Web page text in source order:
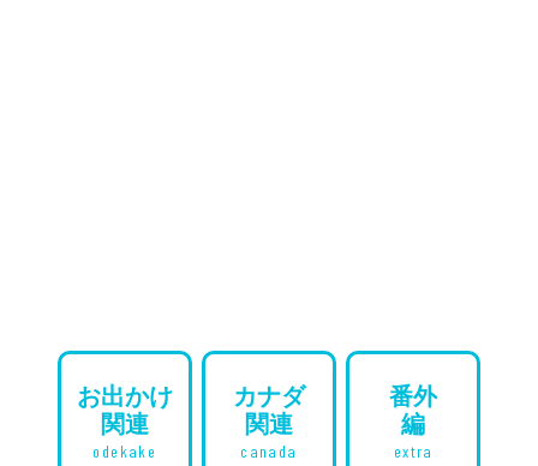
お出かけ
関連
odekake
カナダ
関連
canada
番外
編
extra